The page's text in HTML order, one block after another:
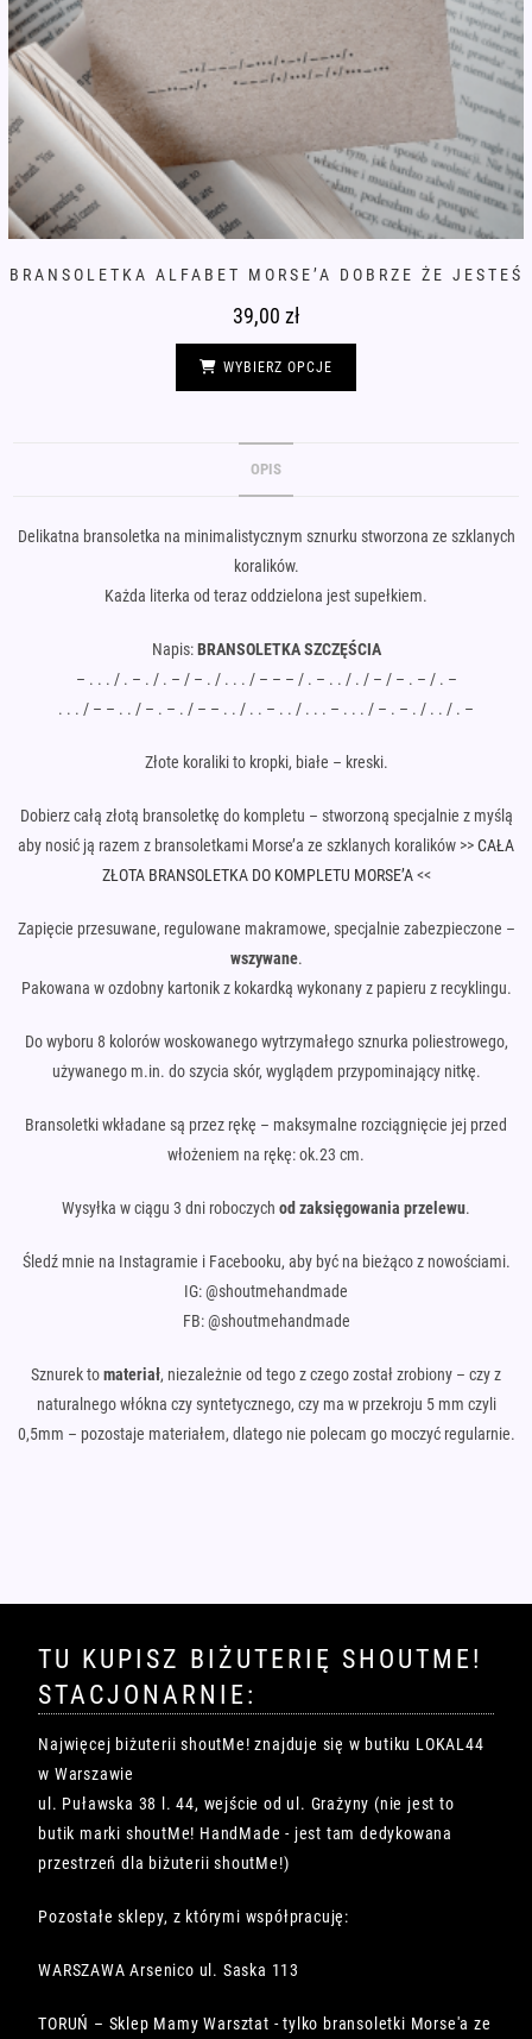
BRANSOLETKA ALFABET MORSE’A DOBRZE ŻE JESTEŚ
39,00 zł
WYBIERZ OPCJE
OPIS
Delikatna bransoletka na minimalistycznym sznurku stworzona ze szklanych
koralików.
Każda literka od teraz oddzielona jest supełkiem.
Napis:BRANSOLETKA SZCZĘŚCIA
– . . . / . – . / . – / – . / . . . / – – – / . – . . / . / – / – . – / . –
. . . / – – . . / – . – . / – – . . / . . – . . / . . . – . . . / – . – . / . . / . –
Złote koraliki to kropki, białe – kreski.
Dobierz całą złotą bransoletkę do kompletu – stworzoną specjalnie z myślą
aby nosić ją razem z bransoletkami Morse’a ze szklanych koralików >>CAŁA
ZŁOTA BRANSOLETKA DO KOMPLETU MORSE’A<<
Zapięcie przesuwane, regulowane makramowe, specjalnie zabezpieczone –
wszywane.
Pakowana w ozdobny kartonik z kokardką wykonany z papieru z recyklingu.
Do wyboru 8 kolorów woskowanego wytrzymałego sznurka poliestrowego,
używanego m.in. do szycia skór, wyglądem przypominający nitkę.
Bransoletki wkładane są przez rękę – maksymalne rozciągnięcie jej przed
włożeniem na rękę: ok.23 cm.
Wysyłka w ciągu 3 dni roboczych od zaksięgowania przelewu.
Śledź mnie na Instagramie i Facebooku, aby być na bieżąco z nowościami.
IG: @shoutmehandmade
FB: @shoutmehandmade
Sznurek tomateriał, niezależnie od tego z czego został zrobiony – czy z
naturalnego włókna czy syntetycznego, czy ma w przekroju 5 mm czyli
0,5mm – pozostaje materiałem, dlatego nie polecam go moczyć regularnie.
TU KUPISZ BIŻUTERIĘ SHOUTME!
STACJONARNIE:
Najwięcej biżuterii shoutMe! znajduje się w butiku LOKAL44
w Warszawie
ul. Puławska 38 l. 44, wejście od ul. Grażyny (nie jest to
butik marki shoutMe! HandMade - jest tam dedykowana
przestrzeń dla biżuterii shoutMe!)
Pozostałe sklepy, z którymi współpracuję:
WARSZAWA Arsenico ul. Saska 113
TORUŃ – Sklep Mamy Warsztat - tylko bransoletki Morse'a ze